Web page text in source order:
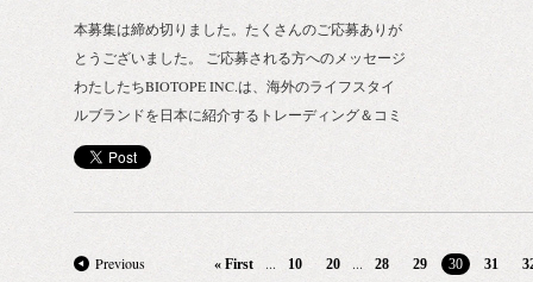
本募集は締め切りました。たくさんのご応募ありが
とうございました。 ご応募される方へのメッセージ
わたしたちBIOTOPE INC.は、海外のライフスタイ
ルブランドを日本に紹介するトレーディング＆コミ
ュニケーションカンパニーです。 マスではなく、ニ
ッチ まだ日本ではあまり知られていない新しくも美
る、新進気鋭のブランドをいち早く紹介し、そのブ
ランドの伝道師として世に広めるお手伝いをしてい
Previous « First ... 10 20 ... 28 29 30 31